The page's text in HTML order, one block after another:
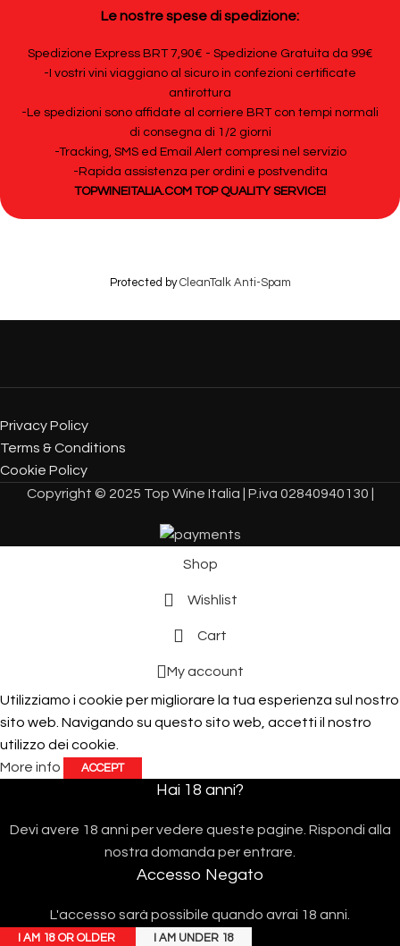
Le nostre spese di spedizione:
Spedizione Express BRT 7,90€ - Spedizione Gratuita da 99€
-I vostri vini viaggiano al sicuro in confezioni certificate
antirottura
-Le spedizioni sono affidate al corriere BRT con tempi normali
di consegna di 1/2 giorni
-Tracking, SMS ed Email Alert compresi nel servizio
-Rapida assistenza per ordini e postvendita
TOPWINEITALIA.COM TOP QUALITY SERVICE!
Protected byCleanTalk Anti-Spam
Privacy Policy
Terms & Conditions
Cookie Policy
Copyright © 2025 Top Wine Italia | P.iva 02840940130 |
Shop
Wishlist
Cart
My account
Utilizziamo i cookie per migliorare la tua esperienza sul nostro
sito web. Navigando su questo sito web, accetti il ​​nostro
utilizzo dei cookie.
More info
ACCEPT
Hai 18 anni?
Devi avere 18 anni per vedere queste pagine. Rispondi alla
nostra domanda per entrare.
Accesso Negato
L'accesso sarà possibile quando avrai 18 anni.
I AM 18 OR OLDER I AM UNDER 18